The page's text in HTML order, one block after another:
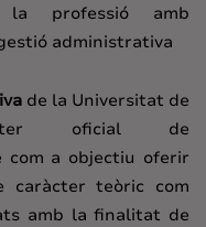
professió amb
administrativa
de la Universitat de
oficial de
com a objectiu oferir
caràcter teòric com
amb la finalitat de